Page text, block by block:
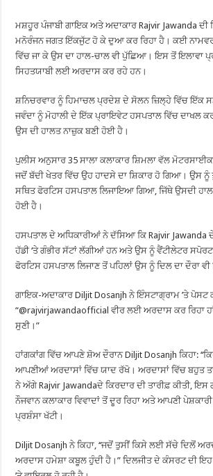
ਮਸ਼ਹੂਰ ਪੰਜਾਬੀ ਗਾਇਕ ਅਤੇ ਅਦਾਕਾਰ Rajvir Jawanda ਦੀ
ਮਨੋਰੰਜਨ ਜਗਤ ਇੱਕਜੁੱਟ ਹੋ ਕੇ ਦੁਆ ਕਰ ਰਿਹਾ ਹੈ। ਕਈ ਨਾਮਵਰ
ਵਿੱਚ ਜਾ ਕੇ ਉਸ ਦਾ ਹਾਲ-ਚਾਲ ਵੀ ਪੁੱਛਿਆ। ਇਸ ਤੋਂ ਇਲਾਵਾ
ਸਿਹਤਯਾਬੀ ਲਈ ਅਰਦਾਸ ਕਰ ਰਹੇ ਹਨ।
ਸ਼ਨਿਚਰਵਾਰ ਨੂੰ ਹਿਮਾਚਲ ਪ੍ਰਦੇਸ਼ ਦੇ ਸੋਲਨ ਜ਼ਿਲ੍ਹੇ ਵਿੱਚ ਇੱਕ
ਜਵੰਦਾ ਨੂੰ ਮੋਹਾਲੀ ਦੇ ਇੱਕ ਪ੍ਰਾਇਵੇਟ ਹਸਪਤਾਲ ਵਿੱਚ ਦਾਖਲ
ਉਸ ਦੀ ਹਾਲਤ ਨਾਜ਼ੁਕ ਬਣੀ ਹੋਈ ਹੈ।
ਪੁਲੀਸ ਅਨੁਸਾਰ 35 ਸਾਲਾ ਕਲਾਕਾਰ ਸ਼ਿਮਲਾ ਵੱਲ
ਜਦੋਂ ਬੱਦੀ ਖੇਤਰ ਵਿੱਚ ਉਹ ਹਾਦਸੇ ਦਾ ਸ਼ਿਕਾਰ ਹੋ ਗਿਆ। ਉਸ ਨੂੰ
ਸਥਿਤ ਫੋਰਟਿਸ ਹਸਪਤਾਲ ਲਿਜਾਇਆ ਗਿਆ, ਜਿੱਥੇ ਉਸਦੀ
ਹੋਈ ਹੈ।
ਹਸਪਤਾਲ ਦੇ ਅਧਿਕਾਰੀਆਂ ਨੇ ਦੱਸਿਆ ਕਿ Rajvir Jawanda
ਹੱਡੀ ‘ਤੇ ਗੰਭੀਰ ਸੱਟਾਂ ਲੱਗੀਆਂ ਹਨ ਅਤੇ ਉਸ ਨੂੰ ਵੈਂਟੀਲੇਟਰ
ਫੋਰਟਿਸ ਹਸਪਤਾਲ ਲਿਜਾਣ ਤੋਂ ਪਹਿਲਾਂ ਉਸ ਨੂੰ ਦਿਲ ਦਾ ਦੌਰਾ
ਗਾਇਕ-ਅਦਾਕਾਰ Diljit Dosanjh ਨੇ ਇੰਸਟਾਗ੍ਰਾਮ ’ਤੇ
“@rajvirjawandaofficial ਵੀਰ ਲਈ ਅਰਦਾਸ ਕਰ ਰਿਹਾ
ਸੁਣੀ।”
ਹਾਂਗਕਾਂਗ ਵਿੱਚ ਆਪਣੇ ਸ਼ੋਅ ਦੌਰਾਨ Diljit Dosanjh ਕਿਹਾ:
ਆਪਣੀਆਂ ਅਰਦਾਸਾਂ ਵਿੱਚ ਯਾਦ ਰੱਖੋ। ਅਰਦਾਸਾਂ ਵਿੱਚ ਬਹੁਤ
ਨੇ ਅੱਗੇ Rajvir Jawandaਦੇ ਕਿਰਦਾਰ ਦੀ ਤਾਰੀਫ਼ ਕੀਤੀ, ਇਸ
ਨੌਜਵਾਨ ਕਲਾਕਾਰ ਵਿਵਾਦਾਂ ਤੋਂ ਦੂਰ ਰਿਹਾ ਅਤੇ ਆਪਣੀ
ਪ੍ਰਸ਼ੰਸਾ ਖੱਟੀ।
Diljit Dosanjh ਨੇ ਕਿਹਾ, ‘‘ਜਦੋਂ ਤੁਸੀਂ ਕਿਸੇ ਲਈ ਸੱਚੇ ਦਿਲੋਂ
ਅਰਦਾਸ ਹਮੇਸ਼ਾ ਕਬੂਲ ਹੁੰਦੀ ਹੈ।” ਦਿਲਜੀਤ ਦੇ ਕੰਸਰਟ ਦੀ